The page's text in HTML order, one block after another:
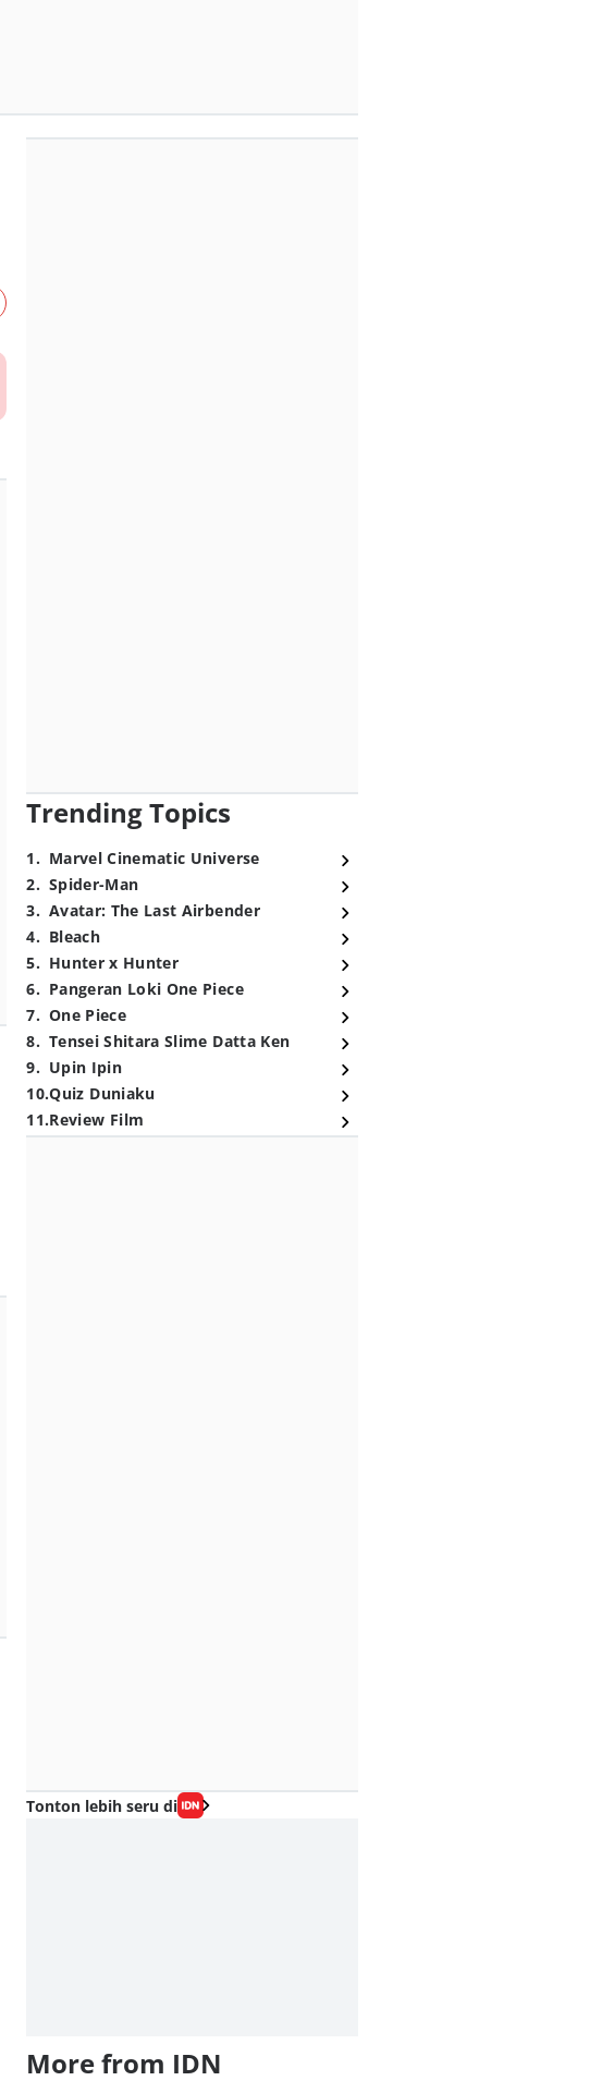
Trending Topics
1. Marvel Cinematic Universe
2. Spider-Man
3. Avatar: The Last Airbender
4. Bleach
5. Hunter x Hunter
6. Pangeran Loki One Piece
7. One Piece
8. Tensei Shitara Slime Datta Ken
9. Upin Ipin
10.Quiz Duniaku
11.Review Film
Tonton lebih seru di
More from IDN